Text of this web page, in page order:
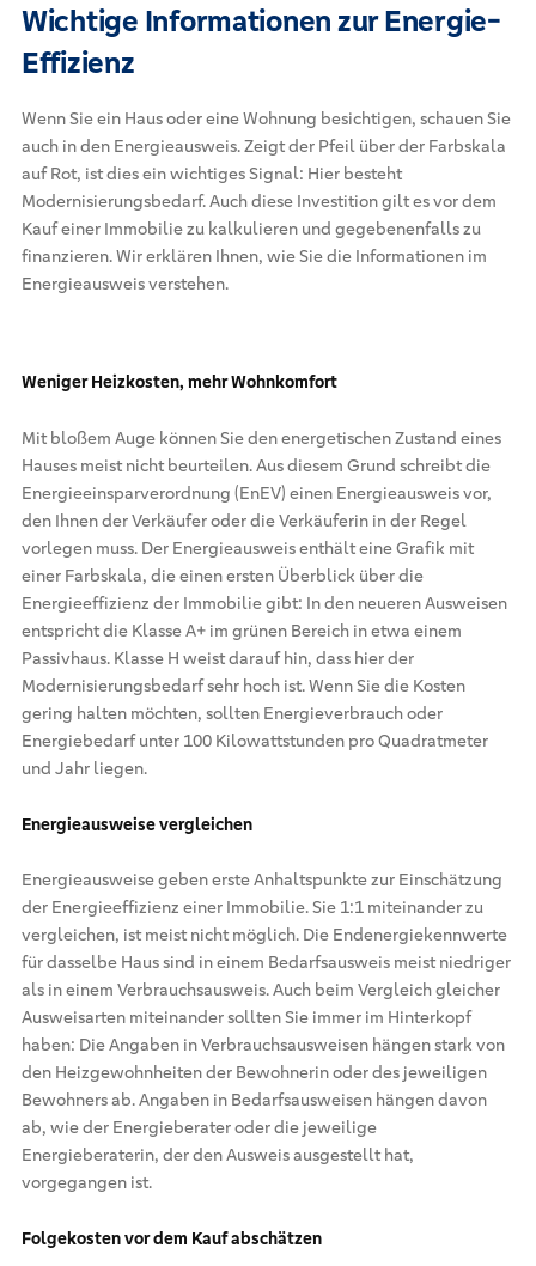
Wichtige Informationen zur Energie-
Effizienz
Wenn Sie ein Haus oder eine Wohnung besichtigen, schauen Sie
auch in den Energieausweis. Zeigt der Pfeil über der Farbskala
auf Rot, ist dies ein wichtiges Signal: Hier besteht
Modernisierungsbedarf. Auch diese Investition gilt es vor dem
Kauf einer Immobilie zu kalkulieren und gegebenenfalls zu
finanzieren. Wir erklären Ihnen, wie Sie die Informationen im
Energieausweis verstehen.
Weniger Heizkosten, mehr Wohnkomfort
Mit bloßem Auge können Sie den energetischen Zustand eines
Hauses meist nicht beurteilen. Aus diesem Grund schreibt die
Energieeinsparverordnung (EnEV) einen Energieausweis vor,
den Ihnen der Verkäufer oder die Verkäuferin in der Regel
vorlegen muss. Der Energieausweis enthält eine Grafik mit
einer Farbskala, die einen ersten Überblick über die
Energieeffizienz der Immobilie gibt: In den neueren Ausweisen
entspricht die Klasse A+ im grünen Bereich in etwa einem
Passivhaus. Klasse H weist darauf hin, dass hier der
Modernisierungsbedarf sehr hoch ist. Wenn Sie die Kosten
gering halten möchten, sollten Energieverbrauch oder
Energiebedarf unter 100 Kilowattstunden pro Quadratmeter
und Jahr liegen.
Energieausweise vergleichen
Energieausweise geben erste Anhaltspunkte zur Einschätzung
der Energieeffizienz einer Immobilie. Sie 1:1 miteinander zu
vergleichen, ist meist nicht möglich. Die Endenergiekennwerte
für dasselbe Haus sind in einem Bedarfsausweis meist niedriger
als in einem Verbrauchsausweis. Auch beim Vergleich gleicher
Ausweisarten miteinander sollten Sie immer im Hinterkopf
haben: Die Angaben in Verbrauchsausweisen hängen stark von
den Heizgewohnheiten der Bewohnerin oder des jeweiligen
Bewohners ab. Angaben in Bedarfsausweisen hängen davon
ab, wie der Energieberater oder die jeweilige
Energieberaterin, der den Ausweis ausgestellt hat,
vorgegangen ist.
Folgekosten vor dem Kauf abschätzen